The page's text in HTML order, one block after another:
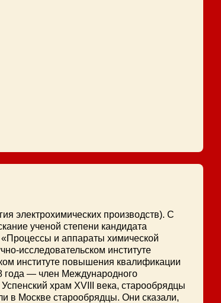
электрохимических производств). С
ученой степени кандидата
«Процессы и аппараты химической
исследовательском институте
институте повышения квалификации
года — член Международного
храм XVIII века, старообрядцы
в Москве старообрядцы. Они сказали,